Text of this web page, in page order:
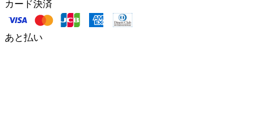
カード決済
あと払い